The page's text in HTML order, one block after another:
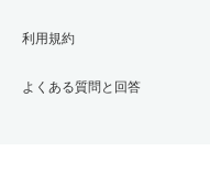
利用規約
よくある質問と回答